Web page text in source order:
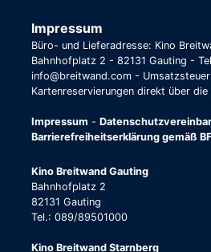
Impressum
Büro- und Lieferadresse: Kino
Bahnhofplatz 2 - 82131 Gauting -
info@breitwand.com - Umsatzsteuer
Kartenreservierungen direkt über die
Impressum -
Barrierefreiheitserklärung gemäß
Kino Breitwand Gauting
Bahnhofplatz 2
82131 Gauting
Tel.: 089/89501000
Kino Breitwand Starnberg